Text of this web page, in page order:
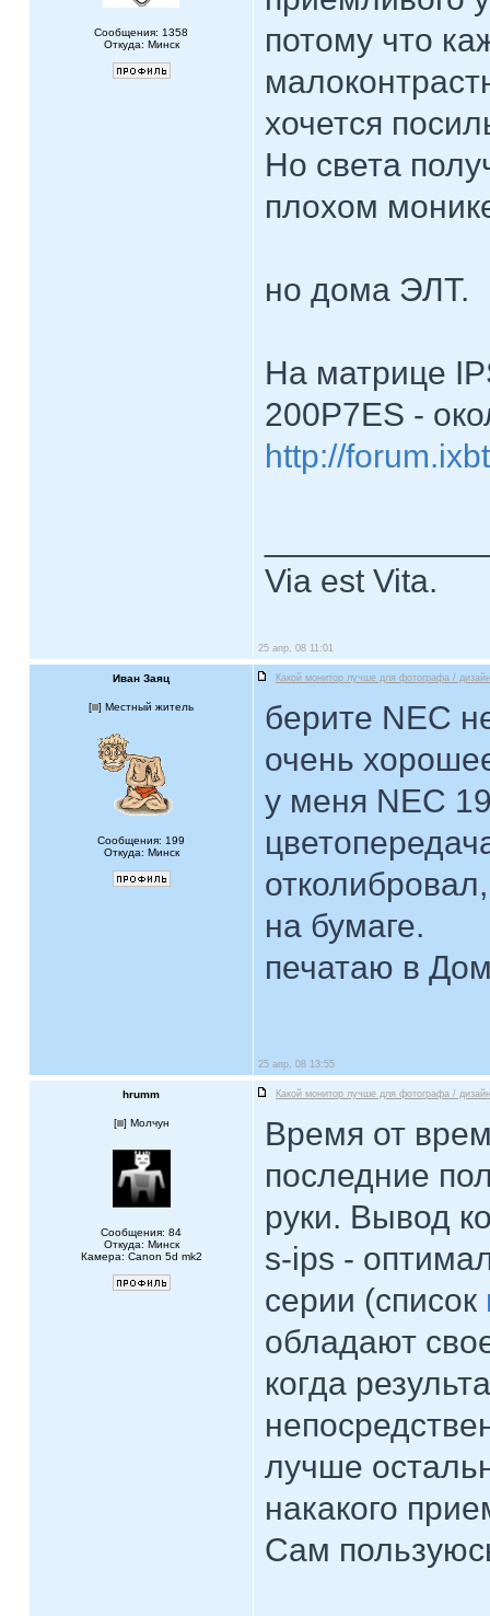
Сообщения: 1358
Откуда: Минск
потому что
хочется
Но света
плохом
но дома ЭЛТ.
На матрице
200P7ES -
http://
Via est Vita.
25 апр, 08 11:01
Иван Заяц Какой монитор лучше для фотографа /
[ ] Местный житель
Сообщения: 199
Откуда: Минск
берите NEC
очень
у меня NEC
на бумаге.
печатаю в
25 апр, 08 13:55
hrumm Какой монитор лучше для фотографа /
[ ] Молчун
Сообщения: 84
Откуда: Минск
Камера: Canon 5d mk2
Время от
последние
руки. Вывод
s-ips -
серии (список
обладают
когда
лучше
накакого
Сам